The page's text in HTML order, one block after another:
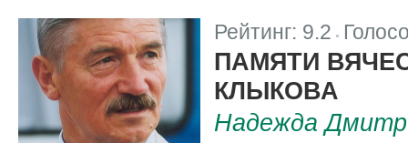
Рейтинг: 9.2
ПАМЯТИ
КЛЫКОВА
Надежда